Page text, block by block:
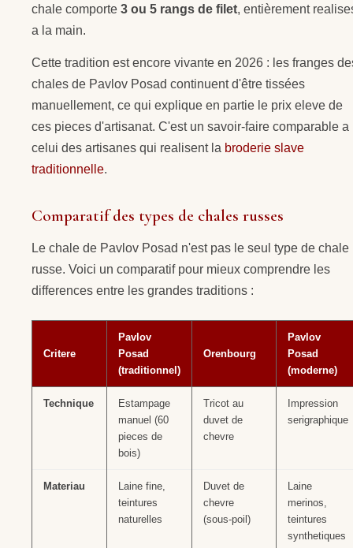
chale comporte 3 ou 5 rangs de filet, entièrement
a la main.
Cette tradition est encore vivante en 2026 : les franges
chales de Pavlov Posad continuent d'être tissées
manuellement, ce qui explique en partie le prix eleve de
ces pieces d'artisanat. C'est un savoir-faire comparable a
celui des artisanes qui realisent la broderie slave
traditionnelle.
Comparatif des types de chales russes
Le chale de Pavlov Posad n'est pas le seul type de chale
russe. Voici un comparatif pour mieux comprendre les
differences entre les grandes traditions :
Critere
Pavlov
Posad
(traditionnel)
Orenbourg
Pavlov
Posad
(moderne)
Technique
Estampage
manuel (60
pieces de
bois)
Tricot au
duvet de
chevre
Impression
serigraphique
Materiau
Laine fine,
teintures
naturelles
Duvet de
chevre
(sous-poil)
Laine
merinos,
teintures
synthetiques